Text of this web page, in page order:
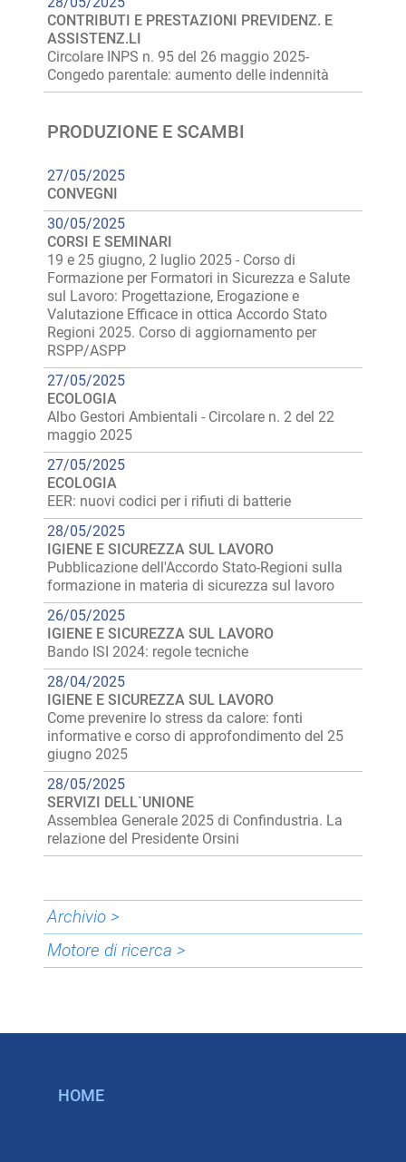
CONTRIBUTI E PRESTAZIONI PREVIDENZ. E
ASSISTENZ.LI
Circolare INPS n. 95 del 26 maggio 2025-
Congedo parentale: aumento delle indennità
PRODUZIONE E SCAMBI
27/05/2025
CONVEGNI
30/05/2025
CORSI E SEMINARI
19 e 25 giugno, 2 luglio 2025 - Corso di
Formazione per Formatori in Sicurezza e Salute
sul Lavoro: Progettazione, Erogazione e
Valutazione Efficace in ottica Accordo Stato
Regioni 2025. Corso di aggiornamento per
RSPP/ASPP
27/05/2025
ECOLOGIA
Albo Gestori Ambientali - Circolare n. 2 del 22
maggio 2025
27/05/2025
ECOLOGIA
EER: nuovi codici per i rifiuti di batterie
28/05/2025
IGIENE E SICUREZZA SUL LAVORO
Pubblicazione dell'Accordo Stato-Regioni sulla
formazione in materia di sicurezza sul lavoro
26/05/2025
IGIENE E SICUREZZA SUL LAVORO
Bando ISI 2024: regole tecniche
28/04/2025
IGIENE E SICUREZZA SUL LAVORO
Come prevenire lo stress da calore: fonti
informative e corso di approfondimento del 25
giugno 2025
28/05/2025
SERVIZI DELL`UNIONE
Assemblea Generale 2025 di Confindustria. La
relazione del Presidente Orsini
Archivio >
Motore di ricerca >
HOME